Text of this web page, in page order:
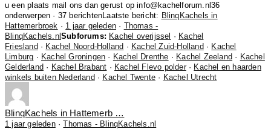
u een plaats mail ons dan gerust op info@kachelforum.nl36
onderwerpen · 37 berichten Laatste bericht: BlinqKachels in
Hattemerbroek · 1 jaar geleden · Thomas -
BlinqKachels.nl Subforums: Kachel overijssel · Kachel
Friesland · Kachel Noord-Holland · Kachel Zuid-Holland · Kachel
Limburg · Kachel Groningen · Kachel Drenthe · Kachel Zeeland · Kachel
Gelderland · Kachel Brabant · Kachel Flevo polder· Kachel en haarden
winkels buiten Nederland · Kachel Twente · Kachel Utrecht
BlinqKachels in Hattemerb …
1 jaar geleden·Thomas - BlinqKachels.nl